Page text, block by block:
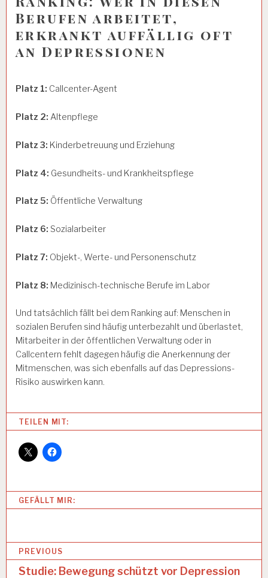
Berufen arbeitet,
erkrankt auffällig oft
an Depressionen
Platz 1: Callcenter-Agent
Platz 2: Altenpflege
Platz 3: Kinderbetreuung und Erziehung
Platz 4: Gesundheits- und Krankheitspflege
Platz 5: Öffentliche Verwaltung
Platz 6: Sozialarbeiter
Platz 7: Objekt-, Werte- und Personenschutz
Platz 8: Medizinisch-technische Berufe im Labor
Und tatsächlich fällt bei dem Ranking auf: Menschen in
sozialen Berufen sind häufig unterbezahlt und überlastet,
Mitarbeiter in der öffentlichen Verwaltung oder in
Callcentern fehlt dagegen häufig die Anerkennung der
Mitmenschen, was sich ebenfalls auf das Depressions-
Risiko auswirken kann.
Categories:
0
S
N
D
O
C
H
TEILEN MIT:
GEFÄLLT MIR:
BPREVIOUS
Studie: Bewegung schützt vor Depression